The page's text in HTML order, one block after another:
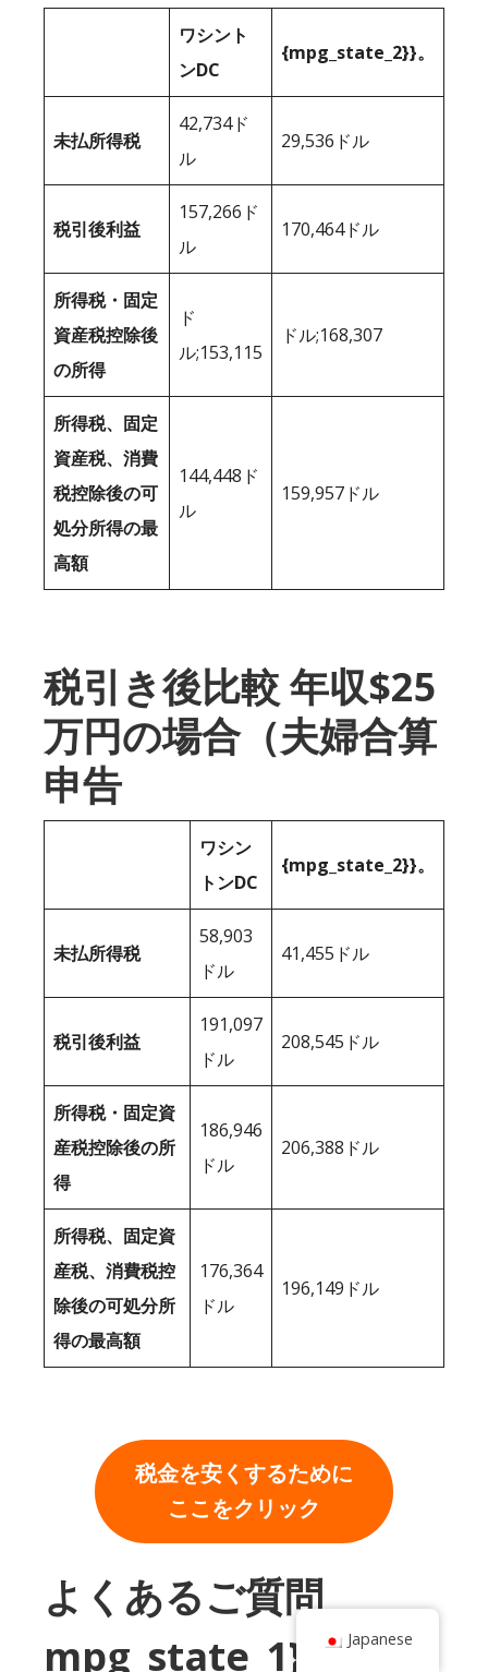
ワシント
ンDC
{mpg_state_2}}。
未払所得税
42,734ド
ル
29,536ドル
税引後利益
157,266ド
ル
170,464ドル
所得税・固定
資産税控除後
の所得
ド
ル;153,115
ドル;168,307
所得税、固定
資産税、消費
税控除後の可
処分所得の最
高額
144,448ド
ル
159,957ドル
税引き後比較 年収$25
万円の場合（夫婦合算
申告
ワシン
トンDC
{mpg_state_2}}。
未払所得税
58,903
ドル
41,455ドル
税引後利益
191,097
ドル
208,545ドル
所得税・固定資
産税控除後の所
得
186,946
ドル
206,388ドル
所得税、固定資
産税、消費税控
除後の可処分所
得の最高額
176,364
ドル
196,149ドル
税金を安くするために
ここをクリック
よくあるご質問
mpg_state_1}}とワイ
Japanese